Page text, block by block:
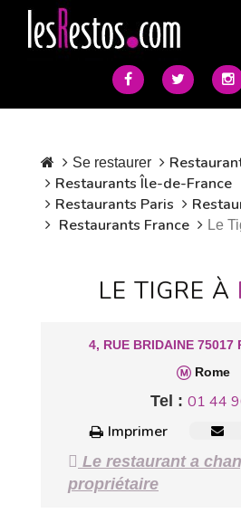
Se restaurer
Restaurants Île-de-France
Restaurants Paris
Restaurants France
Le
LE TIGRE À
4, RUE BRIDAINE 75017
Rome
Tel : 01 44
Imprimer
Le restaurant a
propriétaire